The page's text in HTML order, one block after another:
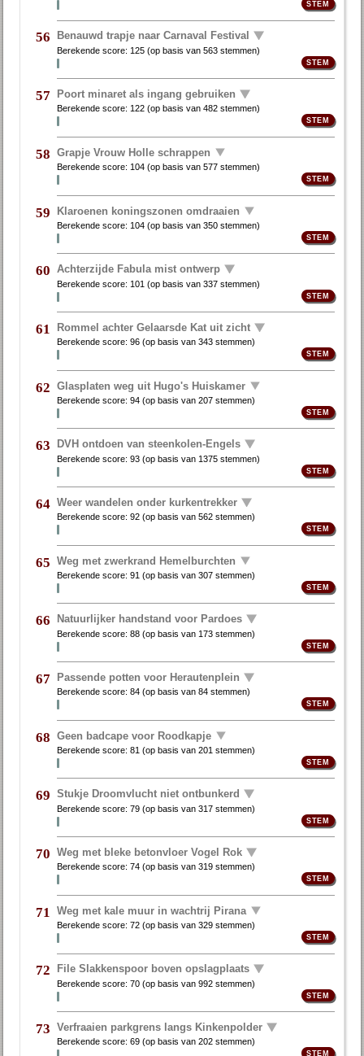
56 Benauwd trapje naar Carnaval Festival
Berekende score: 125 (op basis van563 stemmen)
57 Poort minaret als ingang gebruiken
Berekende score:122 (op basis van482 stemmen)
58 Grapje Vrouw Holle schrappen
Berekende score: 104 (op basis van577 stemmen)
59 Klaroenen koningszonen omdraaien
Berekende score: 104 (op basis van350 stemmen)
60 Achterzijde Fabula mist ontwerp
Berekende score: 101 (op basis van337 stemmen)
61 Rommel achter Gelaarsde Kat uit zicht
Berekende score:96 (op basis van343 stemmen)
62 Glasplaten weg uit Hugo's Huiskamer
Berekende score:94 (op basis van207 stemmen)
63 DVH ontdoen van steenkolen-Engels
Berekende score:93 (op basis van 1375 stemmen)
64 Weer wandelen onder kurkentrekker
Berekende score:92 (op basis van562 stemmen)
65 Weg met zwerkrand Hemelburchten
Berekende score:91 (op basis van307 stemmen)
66 Natuurlijker handstand voor Pardoes
Berekende score:88 (op basis van 173 stemmen)
67 Passende potten voor Herautenplein
Berekende score:84 (op basis van84 stemmen)
68 Geen badcape voor Roodkapje
Berekende score:81 (op basis van201 stemmen)
69 Stukje Droomvlucht niet ontbunkerd
Berekende score:79 (op basis van317 stemmen)
70 Weg met bleke betonvloer Vogel Rok
Berekende score:74 (op basis van319 stemmen)
71 Weg met kale muur in wachtrij Pirana
Berekende score:72 (op basis van329 stemmen)
72 File Slakkenspoor boven opslagplaats
Berekende score:70 (op basis van992 stemmen)
73 Verfraaien parkgrens langs Kinkenpolder
Berekende score:69 (op basis van202 stemmen)